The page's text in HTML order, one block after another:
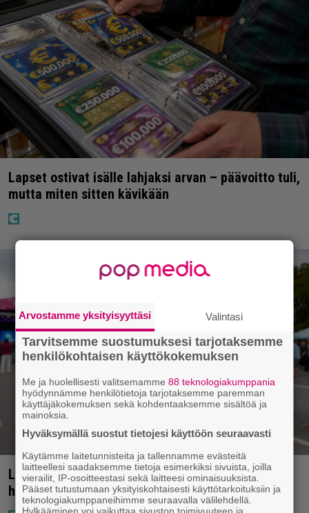
Lapset ostivat isälle lahjaksi arvan – päävoitto tuli,
mutta miten sitten kävikään
Laulaja Aki Samuli on nyt Aki Kirvesniemi – tässä
hääkuva
Arvostamme yksityisyyttäsi Valintasi
Tarvitsemme suostumuksesi tarjotaksemme
henkilökohtaisen käyttökokemuksen
Me ja huolellisesti valitsemamme88 teknologiakumppania
hyödynnämme henkilötietoja tarjotaksemme paremman
käyttäjäkokemuksen sekä kohdentaaksemme sisältöä ja
mainoksia.
Hyväksymällä suostut tietojesi käyttöön seuraavasti
Käytämme laitetunnisteita ja tallennamme evästeitä
laitteellesi saadaksemme tietoja esimerkiksi sivuista, joilla
vierailit, IP-osoitteestasi sekä laitteesi ominaisuuksista.
Pääset tutustumaan yksityiskohtaisesti käyttötarkoituksiin ja
teknologiakumppaneihimme seuraavalla välilehdellä.